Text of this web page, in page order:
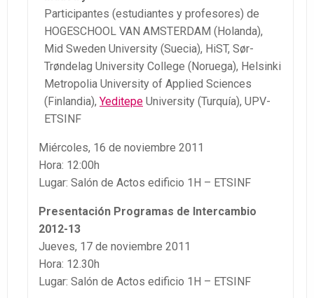
Participantes (estudiantes y profesores) de
HOGESCHOOL VAN AMSTERDAM (Holanda),
Mid Sweden University (Suecia), HiST, Sør-
Trøndelag University College (Noruega), Helsinki
Metropolia University of Applied Sciences
(Finlandia), Yeditepe University (Turquía), UPV-
ETSINF
Miércoles, 16 de noviembre 2011
Hora: 12:00h
Lugar: Salón de Actos edificio 1H – ETSINF
Presentación Programas de Intercambio
2012-13
Jueves, 17 de noviembre 2011
Hora: 12.30h
Lugar: Salón de Actos edificio 1H – ETSINF